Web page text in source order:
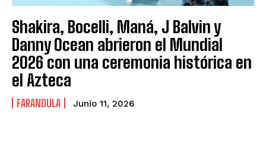
Shakira, Bocelli, Maná, J Balvin y
Danny Ocean abrieron el Mundial
2026 con una ceremonia histórica en
el Azteca
FARANDULA Junio 11, 2026